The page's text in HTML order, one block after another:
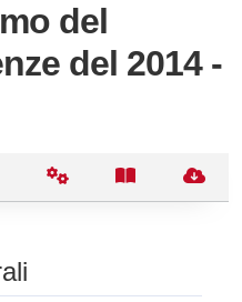
del
del 2014 -